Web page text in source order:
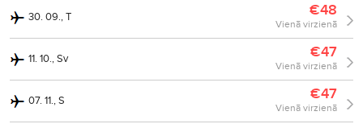
30. 09., T €48
Vienā virzienā
11. 10., Sv €47
Vienā virzienā
07. 11., S €47
Vienā virzienā